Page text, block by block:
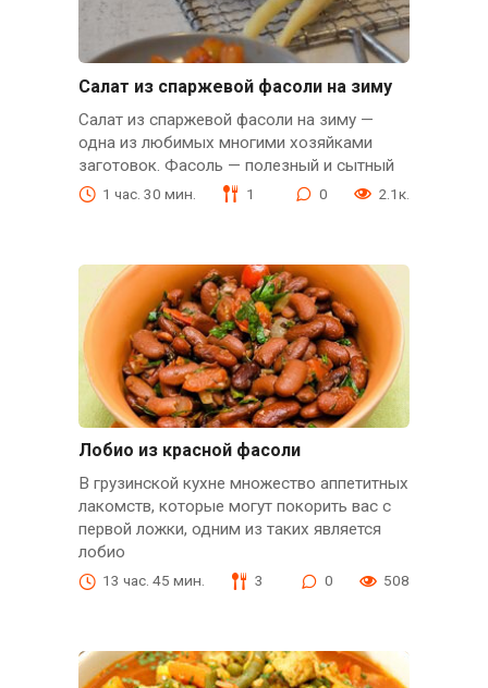
Салат из спаржевой фасоли на зиму
Салат из спаржевой фасоли на зиму —
одна из любимых многими хозяйками
заготовок. Фасоль — полезный и сытный
1 час. 30 мин. 1 0 2.1к.
Лобио из красной фасоли
В грузинской кухне множество аппетитных
лакомств, которые могут покорить вас с
первой ложки, одним из таких является
лобио
13 час. 45 мин. 3 0 508